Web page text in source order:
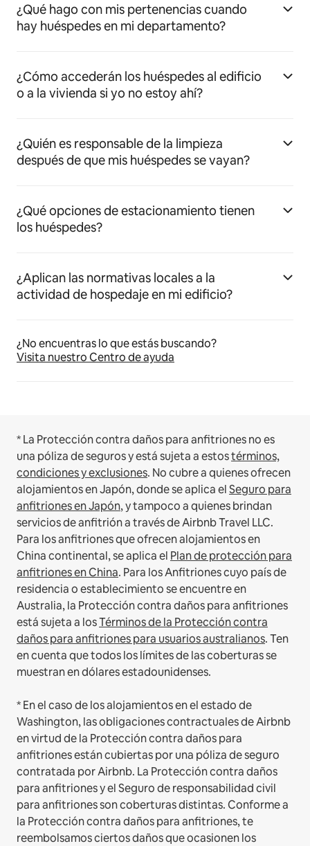
¿Qué hago con mis pertenencias cuando
hay huéspedes en mi departamento?
¿Cómo accederán los huéspedes al edificio
o a la vivienda si yo no estoy ahí?
¿Quién es responsable de la limpieza
después de que mis huéspedes se vayan?
¿Qué opciones de estacionamiento tienen
los huéspedes?
¿Aplican las normativas locales a la
actividad de hospedaje en mi edificio?
¿No encuentras lo que estás buscando?
Visita nuestro Centro de ayuda
* La Protección contra daños para anfitriones no es
una póliza de seguros y está sujeta a estostérminos,
condiciones y exclusiones. No cubre a quienes ofrecen
alojamientos en Japón, donde se aplica elSeguro para
anfitriones en Japón, y tampoco a quienes brindan
servicios de anfitrión a través de Airbnb Travel LLC.
Para los anfitriones que ofrecen alojamientos en
China continental, se aplica el Plan de protección para
anfitriones en China. Para los Anfitriones cuyo país de
residencia o establecimiento se encuentre en
Australia, la Protección contra daños para anfitriones
está sujeta a losTérminos de la Protección contra
daños para anfitriones para usuarios australianos. Ten
en cuenta que todos los límites de las coberturas se
muestran en dólares estadounidenses.
* En el caso de los alojamientos en el estado de
Washington, las obligaciones contractuales de Airbnb
en virtud de la Protección contra daños para
anfitriones están cubiertas por una póliza de seguro
contratada por Airbnb. La Protección contra daños
para anfitriones y el Seguro de responsabilidad civil
para anfitriones son coberturas distintas. Conforme a
la Protección contra daños para anfitriones, te
reembolsamos ciertos daños que ocasionen los